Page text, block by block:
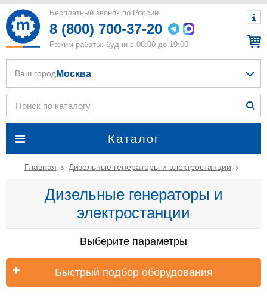
Бесплатный звонок по России
8 (800) 700-37-20
Режим работы: будни с 08:00 до 19:00
Каталог
Ваш город Москва
Главная Дизельные генераторы и электростанции
Дизельные генераторы и
электростанции
Выберите параметры
Быстрый подбор оборудования